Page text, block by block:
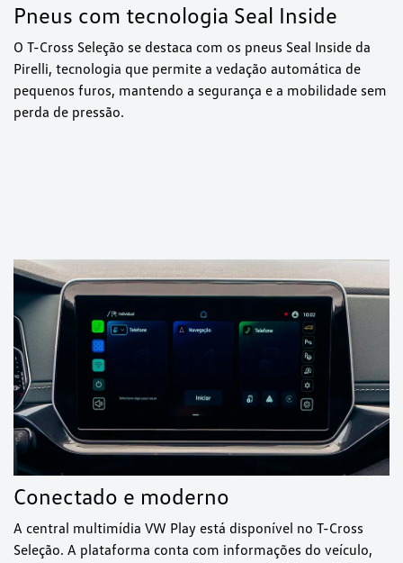
Pneus com tecnologia Seal Inside
O T-Cross Seleção se destaca com os pneus Seal Inside da
Pirelli, tecnologia que permite a vedação automática de
pequenos furos, mantendo a segurança e a mobilidade sem
perda de pressão.
Conectado e moderno
A central multimídia VW Play está disponível no T-Cross
Seleção. A plataforma conta com informações do veículo,